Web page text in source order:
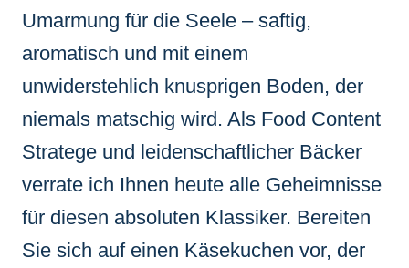
Umarmung für die Seele – saftig,
aromatisch und mit einem
unwiderstehlich knusprigen Boden, der
niemals matschig wird. Als Food Content
Stratege und leidenschaftlicher Bäcker
verrate ich Ihnen heute alle Geheimnisse
für diesen absoluten Klassiker. Bereiten
Sie sich auf einen Käsekuchen vor, der